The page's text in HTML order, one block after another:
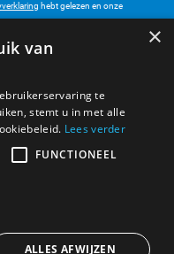
hebt gelezen en onze
verzendkosten.
×
van
te
stemt u in met alle
Lees verder
FUNCTIONEEL
ALLES AFWIJZEN